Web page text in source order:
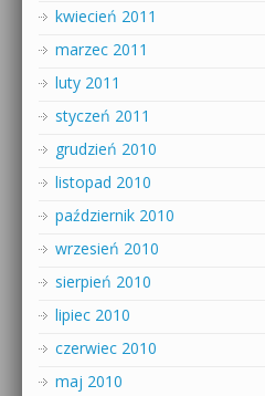
kwiecień 2011
marzec 2011
luty 2011
styczeń 2011
grudzień 2010
listopad 2010
październik 2010
wrzesień 2010
sierpień 2010
lipiec 2010
czerwiec 2010
maj 2010